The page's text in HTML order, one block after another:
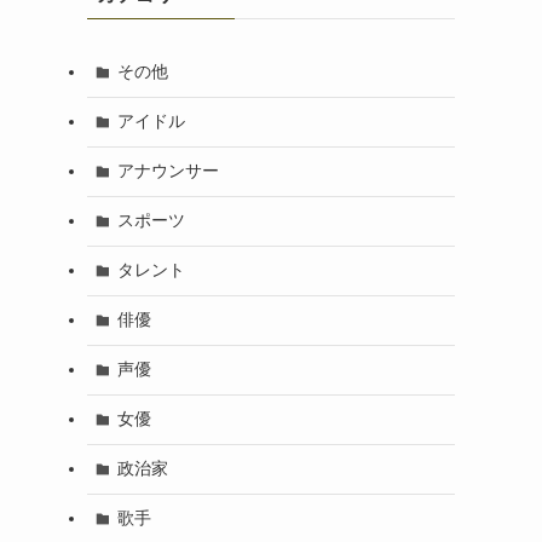
その他
アイドル
アナウンサー
スポーツ
タレント
俳優
声優
女優
政治家
歌手